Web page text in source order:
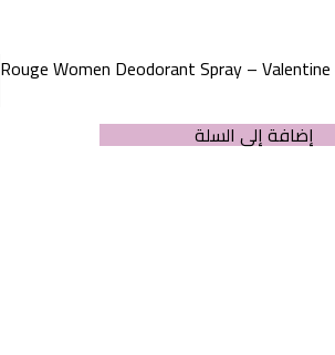
Rouge Women Deodorant Spray –
إضافة إلى السلة